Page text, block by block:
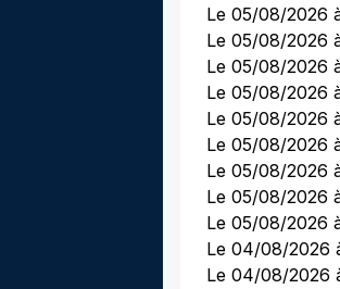
Le 05/08/2026
Le 05/08/2026
Le 05/08/2026
Le 05/08/2026
Le 05/08/2026
Le 05/08/2026
Le 05/08/2026
Le 05/08/2026
Le 05/08/2026
Le 04/08/2026
Le 04/08/2026